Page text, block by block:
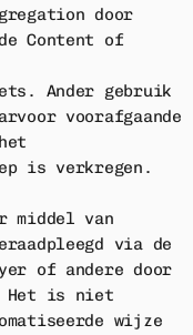
door
Content of
Ander gebruik
voorafgaande
is verkregen.
middel van
via de
of andere door
Het is niet
wijze